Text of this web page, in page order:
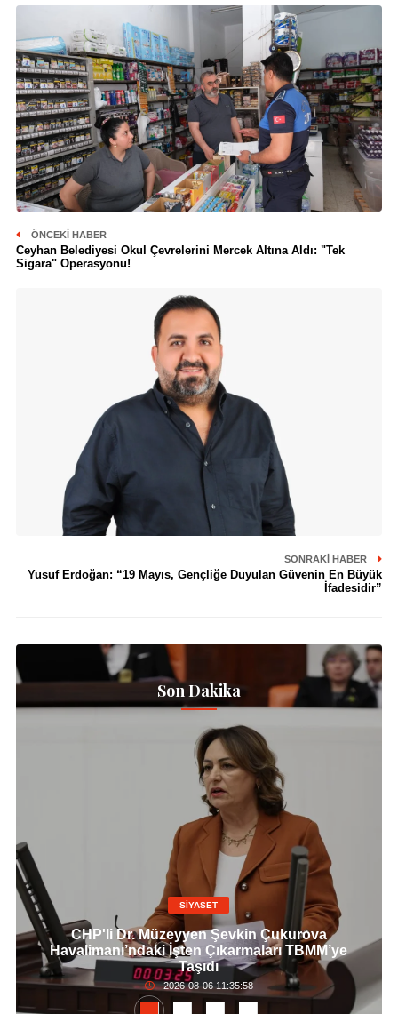
ÖNCEKI HABER
Ceyhan Belediyesi Okul Çevrelerini Mercek Altına Aldı: "Tek
Sigara" Operasyonu!
SONRAKI HABER
Yusuf Erdoğan: “19 Mayıs, Gençliğe Duyulan Güvenin En Büyük
İfadesidir”
Son Dakika
SİYASET
CHP'li Dr. Müzeyyen Şevkin Çukurova
Havalimanı’ndaki İşten Çıkarmaları TBMM’ye
Taşıdı
2026-08-06 11:35:58